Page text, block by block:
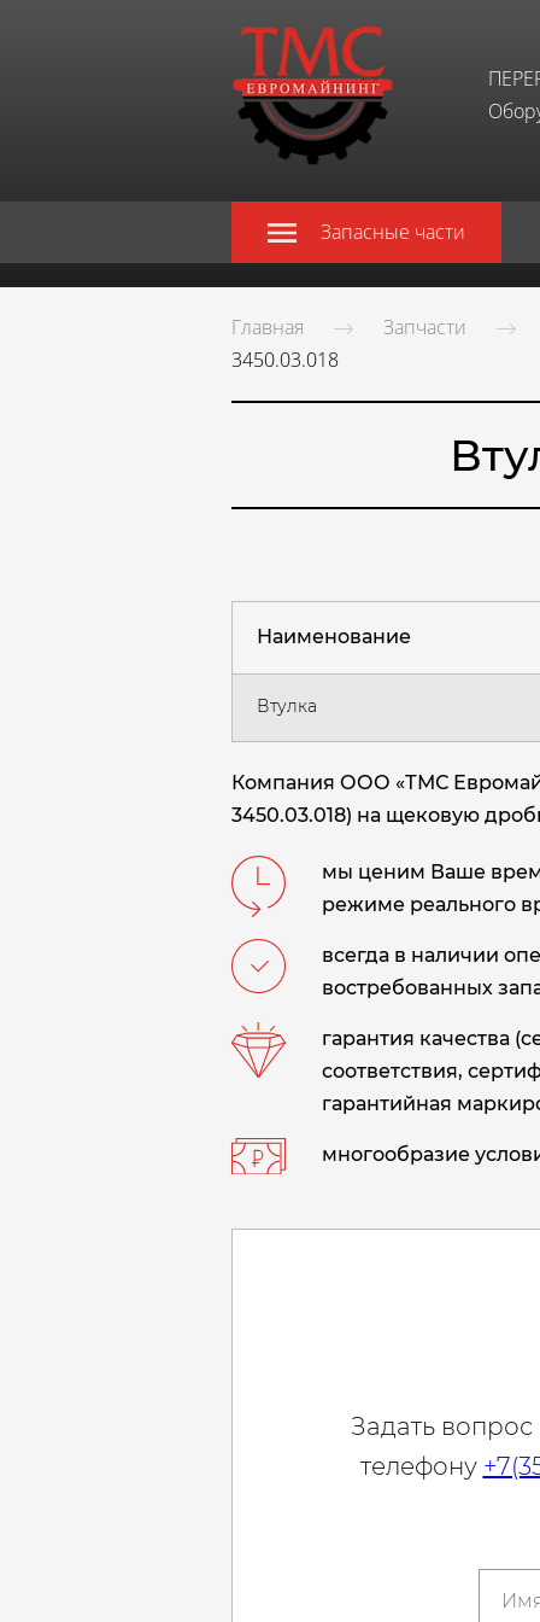
Запасные части
Главная
Запчасти
3450.03.018
Наименование
Втулка
Компания ООО «ТМС
3450.03.018) на щековую
мы ценим Ваше
режиме реального
всегда в наличии
востребованных
гарантия качества
соответствия,
гарантийная
многообразие
Задать
телефону